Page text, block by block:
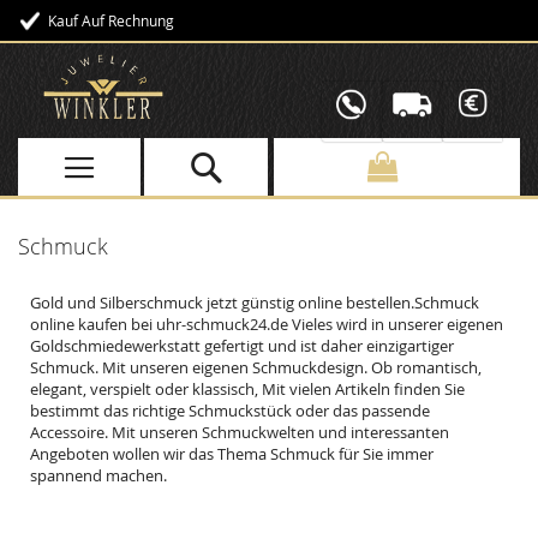
Kauf Auf Rechnung
Direkt
Inhalt
Schmuck
Gold und Silberschmuck jetzt günstig online bestellen.Schmuck
online kaufen bei uhr-schmuck24.de Vieles wird in unserer eigenen
Goldschmiedewerkstatt gefertigt und ist daher einzigartiger
Schmuck. Mit unseren eigenen Schmuckdesign. Ob romantisch,
elegant, verspielt oder klassisch, Mit vielen Artikeln finden Sie
bestimmt das richtige Schmuckstück oder das passende
Accessoire. Mit unseren Schmuckwelten und interessanten
Angeboten wollen wir das Thema Schmuck für Sie immer
spannend machen.